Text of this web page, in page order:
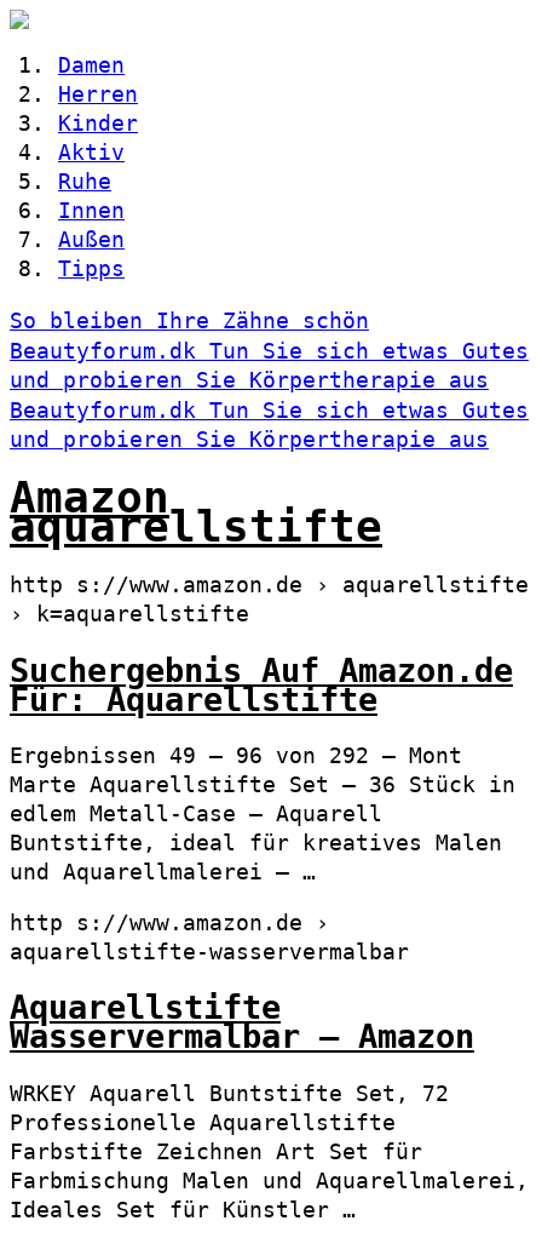
Damen
Herren
Kinder
Aktiv
Ruhe
Innen
Außen
Tipps
So bleiben Ihre Zähne schön
Beautyforum.dk Tun Sie sich etwas Gutes
und probieren Sie Körpertherapie aus
Beautyforum.dk Tun Sie sich etwas Gutes
und probieren Sie Körpertherapie aus
Amazon
aquarellstifte
http s://www.amazon.de › aquarellstifte
› k=aquarellstifte
Suchergebnis Auf Amazon.de
Für: Aquarellstifte
Ergebnissen 49 – 96 von 292 — Mont
Marte Aquarellstifte Set – 36 Stück in
edlem Metall-Case – Aquarell
Buntstifte, ideal für kreatives Malen
und Aquarellmalerei – …
http s://www.amazon.de ›
aquarellstifte-wasservermalbar
Aquarellstifte
Wasservermalbar – Amazon
WRKEY Aquarell Buntstifte Set, 72
Professionelle Aquarellstifte
Farbstifte Zeichnen Art Set für
Farbmischung Malen und Aquarellmalerei,
Ideales Set für Künstler …